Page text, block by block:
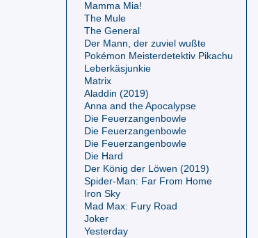
Mamma Mia!
The Mule
The General
Der Mann, der zuviel wußte
Pokémon Meisterdetektiv Pikachu
Leberkäsjunkie
Matrix
Aladdin (2019)
Anna and the Apocalypse
Die Feuerzangenbowle
Die Feuerzangenbowle
Die Feuerzangenbowle
Die Hard
Der König der Löwen (2019)
Spider-Man: Far From Home
Iron Sky
Mad Max: Fury Road
Joker
Yesterday